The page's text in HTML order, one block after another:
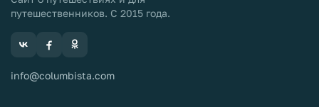
путешественников. С 2015 года.
info@columbista.com